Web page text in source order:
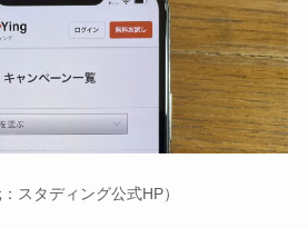
：スタディング公式HP）